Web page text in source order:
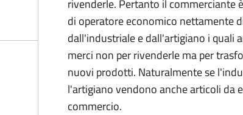
rivenderle. Pertanto il commerciante
di operatore economico nettamente
dall'industriale e dall'artigiano i quali
merci non per rivenderle ma per
nuovi prodotti. Naturalmente se
l'artigiano vendono anche articoli da
commercio.